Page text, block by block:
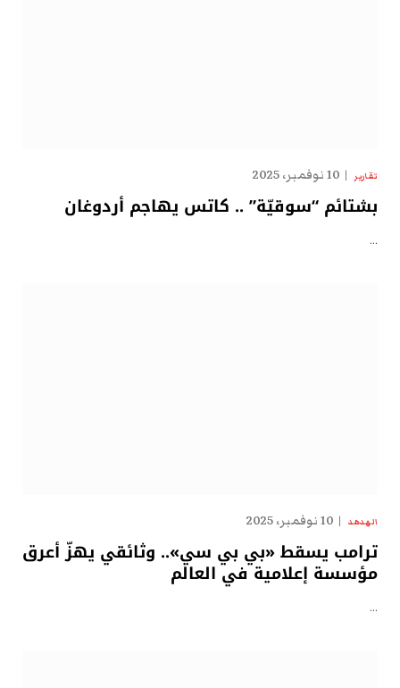
تقارير 10 نوفمبر، 2025
بشتائم “سوقيّة” .. كاتس يهاجم أردوغان
…
الهدهد 10 نوفمبر، 2025
ترامب يسقط «بي بي سي».. وثائقي يهزّ أعرق
مؤسسة إعلامية في العالم
…